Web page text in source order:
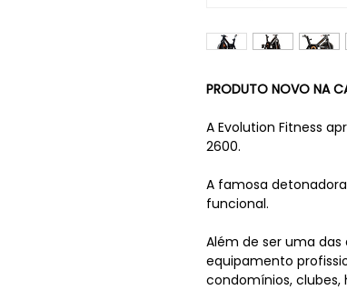
PRODUTO NOVO NA
A Evolution Fitness
2600.
A famosa
funcional.
Além de ser uma
equipamento
condomínios,